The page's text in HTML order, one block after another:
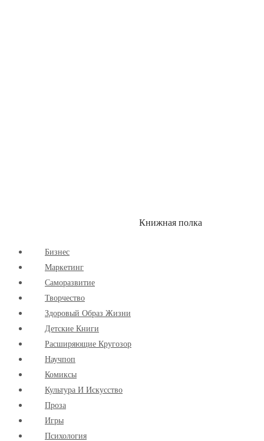
Книжная полка
Бизнес
Маркетинг
Cаморазвитие
Творчество
Здоровый Образ Жизни
Детские Книги
Расширяющие Кругозор
Научпоп
Комиксы
Культура И Искусство
Проза
Игры
Психология